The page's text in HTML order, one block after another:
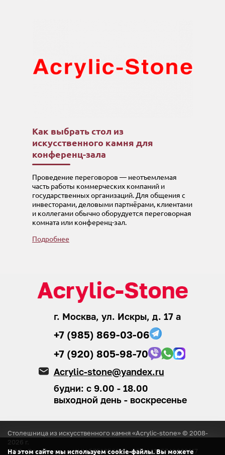
Как выбрать стол из
искусственного камня для
конференц-зала
Проведение переговоров — неотъемлемая
часть работы коммерческих компаний и
государственных организаций. Для общения с
инвесторами, деловыми партнёрами, клиентами
и коллегами обычно оборудуется переговорная
комната или конференц-зал.
Подробнее
г. Москва, ул. Искры, д. 17 а
+7 (985) 869-03-06
+7 (920) 805-98-70
Acrylic-stone@yandex.ru
будни: с 9.00 - 18.00
выходной день - воскресенье
Столешница из искусственного камня «Acrylic-stone» © 2008-
2026 г.
ООО «ЭлитКамень»ИНН 5751056920, ОГРН 1155749008117
На этом сайте мы используем cookie-файлы. Вы можете